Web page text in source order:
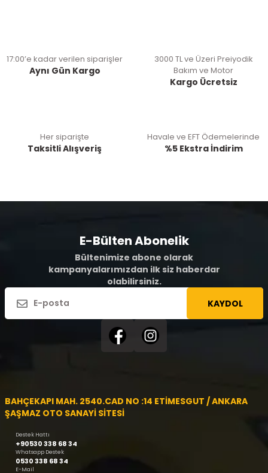
17:00’e kadar verilen siparişler
Aynı Gün Kargo
3000 TL ve Üzeri Preiyodik
Bakım ve Motor
Kargo Ücretsiz
Her siparişte
Taksitli Alışveriş
Havale ve EFT Ödemelerinde
%5 Ekstra İndirim
E-Bülten Abonelik
Bültenimize abone olarak
kampanyalarımızdan ilk siz haberdar
olabilirsiniz.
KAYDOL
BAHÇEKAPI MAH. 2540.CAD NO :14 ETİMESGUT / ANKARA
ŞAŞMAZ OTO SANAYİ SİTESİ
Destek Hattı
+90530 338 68 34
Whatsapp Destek
0530 338 68 34
E-Mail